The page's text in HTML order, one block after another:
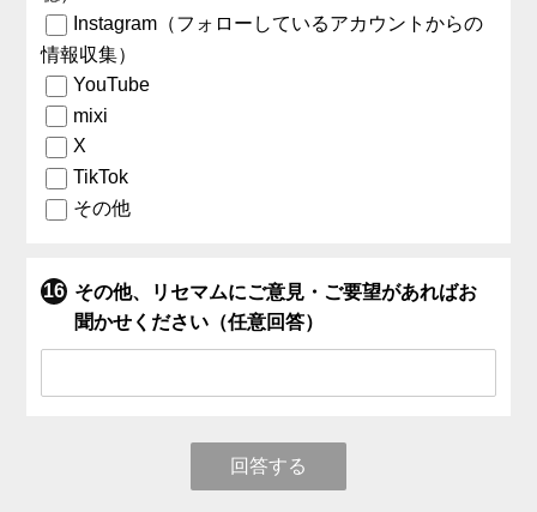
Instagram（フォローしているアカウントからの
情報収集）
YouTube
mixi
X
TikTok
その他
その他、リセマムにご意見・ご要望があればお
聞かせください（任意回答）
回答する